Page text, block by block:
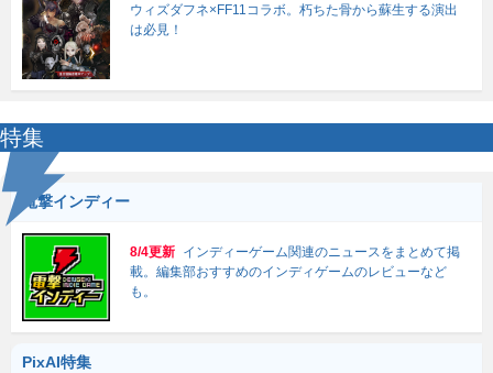
ウィズダフネ×FF11コラボ。朽ちた骨から蘇生する演出
は必見！
特集
電撃インディー
8/4更新 インディーゲーム関連のニュースをまとめて掲
載。編集部おすすめのインディゲームのレビューなど
も。
PixAI特集